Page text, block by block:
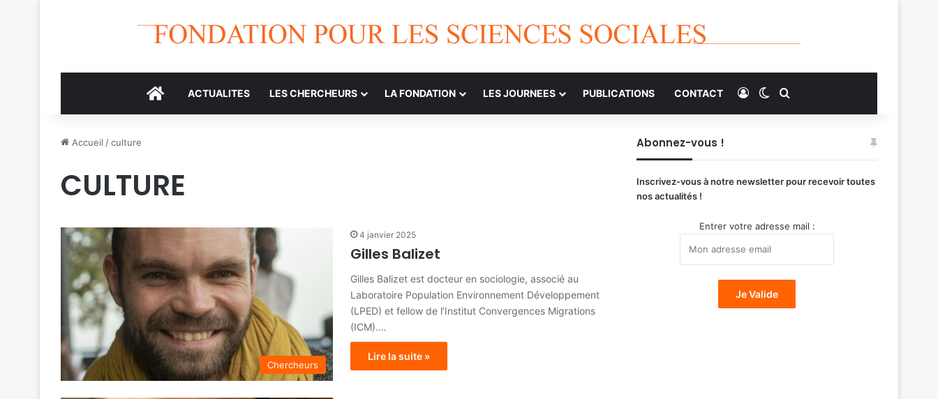
accueil icone
ACTUALITES LES CHERCHEURS LA FONDATION LES JOURNEES PUBLICATIONS CONTACT ConnexionSwitch skin
Accueil /culture
CULTURE
Chercheurs
4 janvier 2025
Gilles Balizet
Gilles Balizet est docteur en sociologie, associé au
Laboratoire Population Environnement Développement
(LPED) et fellow de l’Institut Convergences Migrations
(ICM).…
Lire la suite »
Abonnez-vous !
Inscrivez-vous à notre newsletter pour recevoir toutes
nos actualités !
Entrer votre adresse mail :